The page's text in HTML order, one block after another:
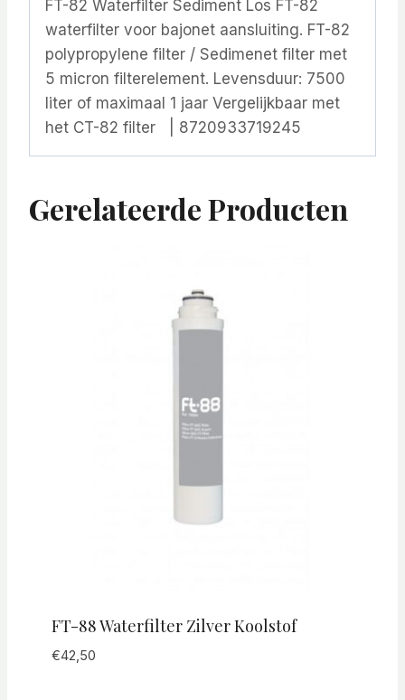
FT-82 Waterfilter Sediment Los FT-82
waterfilter voor bajonet aansluiting. FT-82
polypropylene filter / Sedimenet filter met
5 micron filterelement. Levensduur: 7500
liter of maximaal 1 jaar Vergelijkbaar met
het CT-82 filter | 8720933719245
Gerelateerde Producten
FT-88 Waterfilter Zilver Koolstof
€42,50